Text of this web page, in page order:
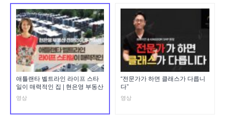
애틀랜타 벨트라인 라이프 스타
일이 매력적인 집 | 현은영 부동산
영상
“전문가가 하면 클래스가 다릅니
다”
영상